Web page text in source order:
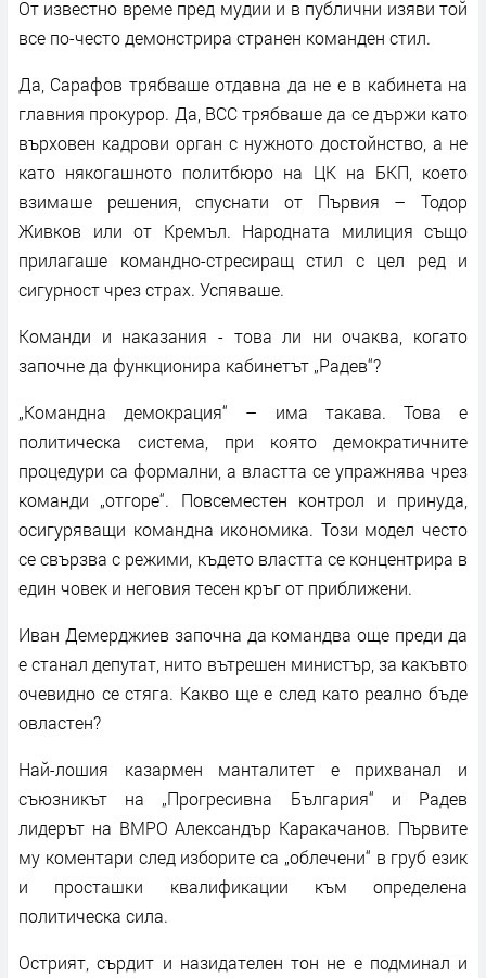
От известно време пред мудии и в публични изяви той
все по-често демонстрира странен команден стил.
Да, Сарафов трябваше отдавна да не е в кабинета на
главния прокурор. Да, ВСС трябваше да се държи като
върховен кадрови орган с нужното достойнство, а не
като някогашното политбюро на ЦК на БКП, което
взимаше решения, спуснати от Първия – Тодор
Живков или от Кремъл. Народната милиция също
прилагаше командно-стресиращ стил с цел ред и
сигурност чрез страх. Успяваше.
Команди и наказания - това ли ни очаква, когато
започне да функционира кабинетът „Радев“?
„Командна демокрация“ – има такава. Това е
политическа система, при която демократичните
процедури са формални, а властта се упражнява чрез
команди „отгоре“. Повсеместен контрол и принуда,
осигуряващи командна икономика. Този модел често
се свързва с режими, където властта се концентрира в
един човек и неговия тесен кръг от приближени.
Иван Демерджиев започна да командва още преди да
е станал депутат, нито вътрешен министър, за какъвто
очевидно се стяга. Какво ще е след като реално бъде
овластен?
Най-лошия казармен манталитет е прихванал и
съюзникът на „Прогресивна България“ и Радев
лидерът на ВМРО Александър Каракачанов. Първите
му коментари след изборите са „облечени“ в груб език
и просташки квалификации към определена
политическа сила.
Острият, сърдит и назидателен тон не е подминал и